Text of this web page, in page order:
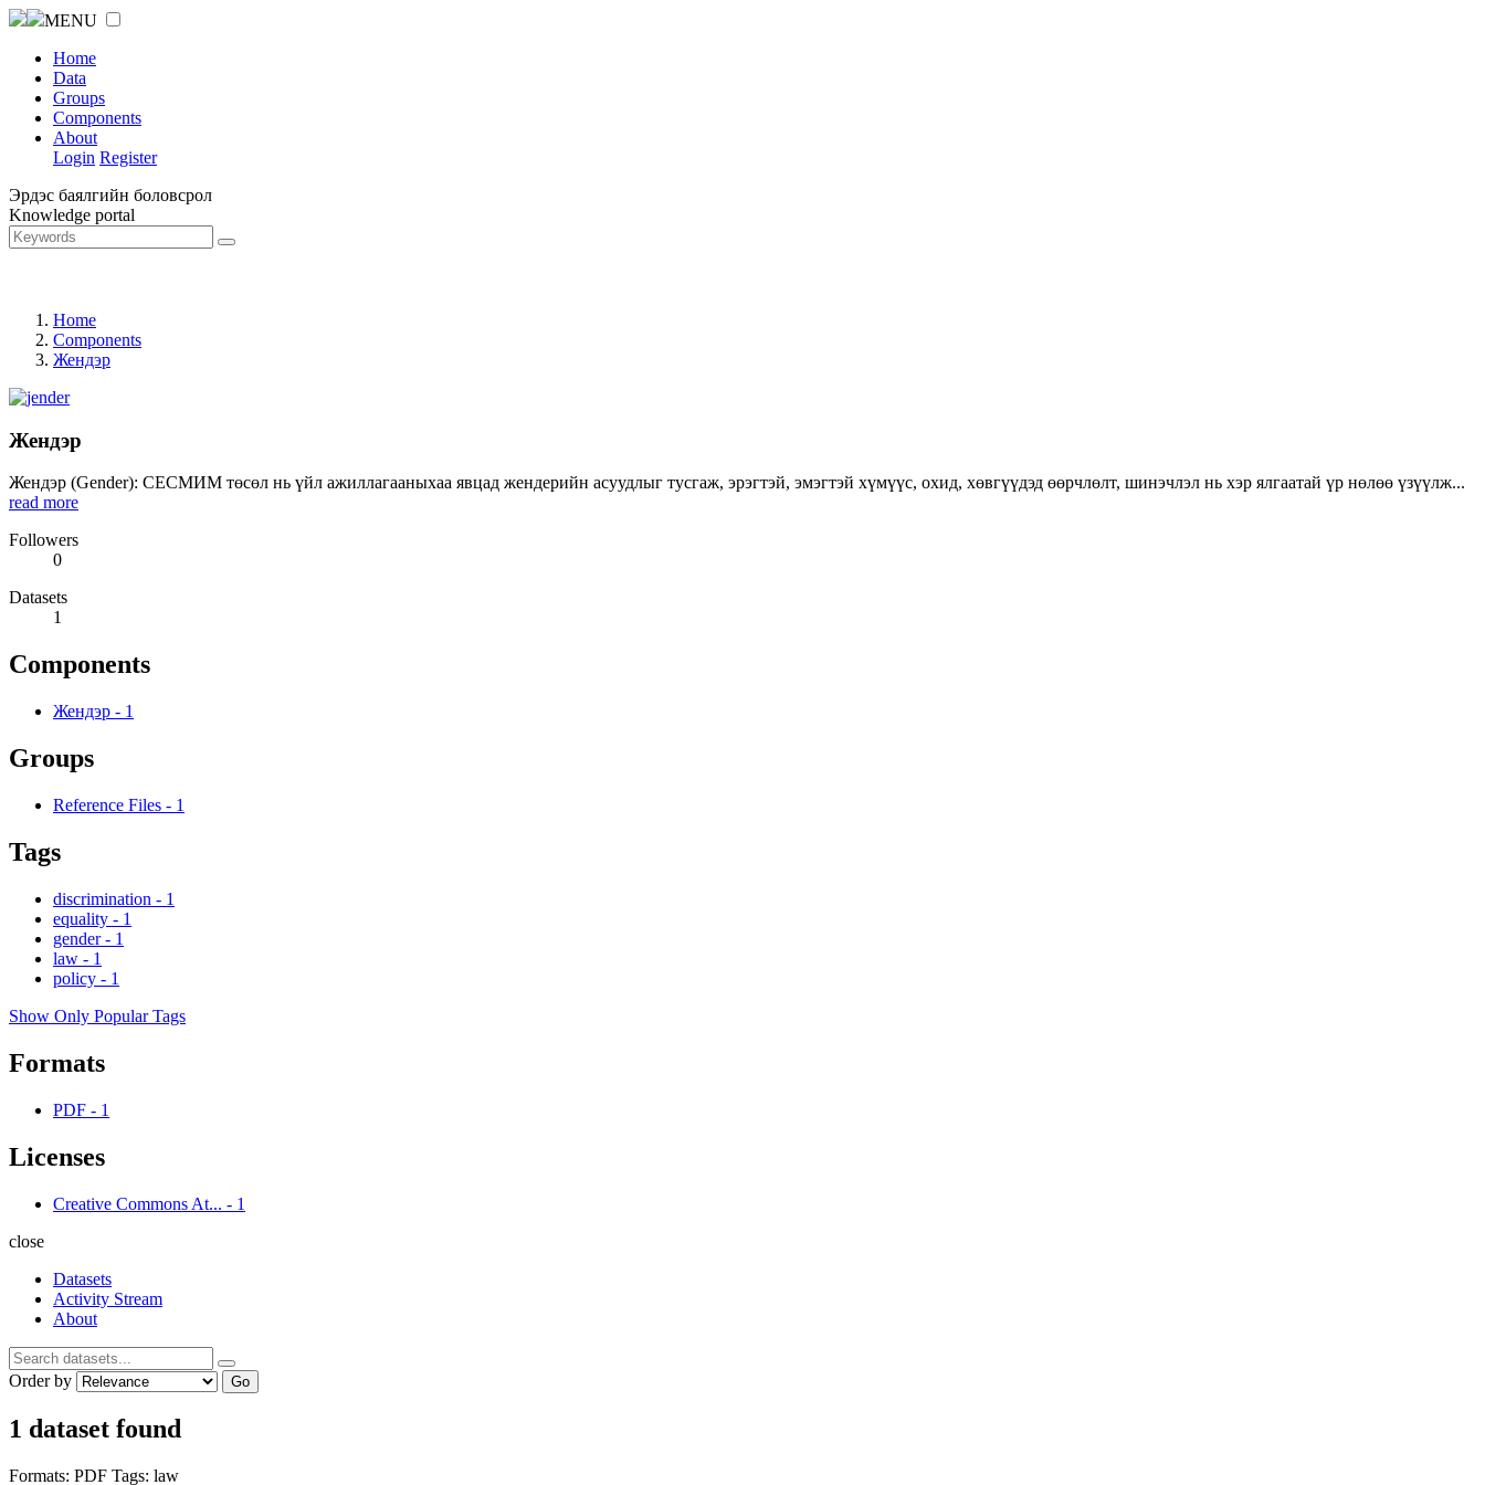
MENU
Home
Data
Groups
Components
About
Login Register
Эрдэс баялгийн боловсрол
Knowledge portal
Home
Components
Жендэр
Жендэр
Жендэр (Gender): СЕСМИМ төсөл нь үйл ажиллагааныхаа явцад жендерийн асуудлыг тусгаж, эрэгтэй, эмэгтэй хүмүүс, охид, хөвгүүдэд өөрчлөлт, шинэчлэл нь хэр ялгаатай үр нөлөө үзүүлж...
read more
Followers
0
Datasets
1
Components
Жендэр - 1
Groups
Reference Files - 1
Tags
discrimination - 1
equality - 1
gender - 1
law - 1
policy - 1
Show Only Popular Tags
Formats
PDF - 1
Licenses
Creative Commons At... - 1
close
Datasets
Activity Stream
About
Order by Go
1 dataset found
Formats: PDF Tags: law